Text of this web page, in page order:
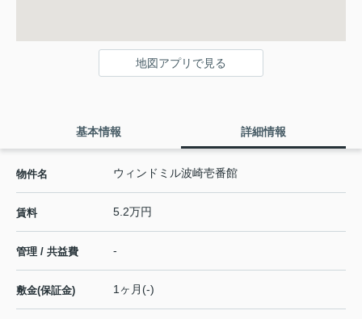
地図アプリで見る
基本情報 詳細情報
物件名 ウィンドミル波崎壱番館
賃料 5.2万円
管理 / 共益費 -
敷金(保証金) 1ヶ月(-)